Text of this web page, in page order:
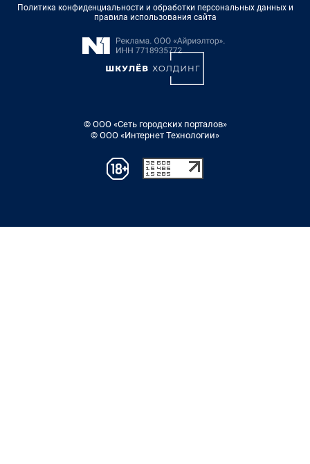
Политика конфиденциальности и обработки персональных данных и
правила использования сайта
© ООО «Сеть городских порталов»
© ООО «Интернет Технологии»